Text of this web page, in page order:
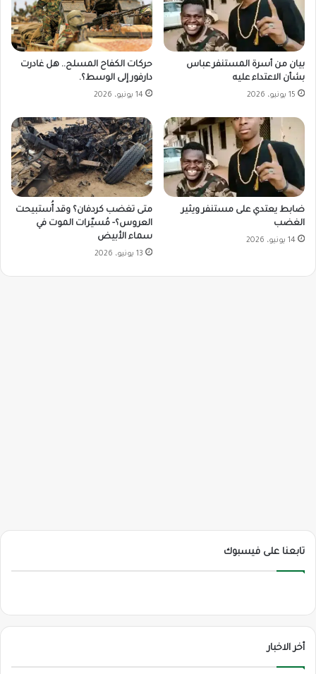
بيان من أسرة المستنفر عباس
بشأن الاعتداء عليه
15 يونيو، 2026
حركات الكفاح المسلح.. هل غادرت
دارفور إلى الوسط؟.
14 يونيو، 2026
ضابط يعتدي على مستنفر ويثير
الغضب
14 يونيو، 2026
متى تغضب كردفان؟ وقد أُستبيحت
العروس؟- مُسيّرات الموت في
سماء الأبيض
13 يونيو، 2026
تابعنا على فيسبوك
أخر الاخبار